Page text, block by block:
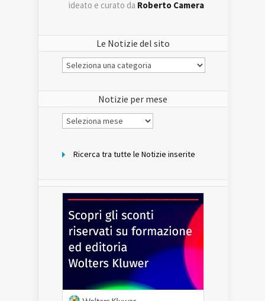
ideato e curato da Roberto Camera
Le Notizie del sito
Le
Notizie
Notizie per mese
Notizie
per
Ricerca tra tutte le Notizie inserite